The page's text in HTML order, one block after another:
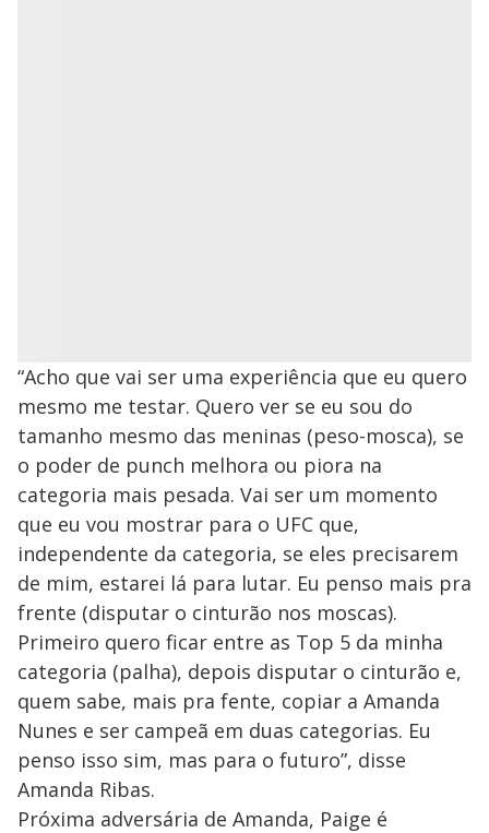
“Acho que vai ser uma experiência que eu quero
mesmo me testar. Quero ver se eu sou do
tamanho mesmo das meninas (peso-mosca), se
o poder de punch melhora ou piora na
categoria mais pesada. Vai ser um momento
que eu vou mostrar para o UFC que,
independente da categoria, se eles precisarem
de mim, estarei lá para lutar. Eu penso mais pra
frente (disputar o cinturão nos moscas).
Primeiro quero ficar entre as Top 5 da minha
categoria (palha), depois disputar o cinturão e,
quem sabe, mais pra fente, copiar a Amanda
Nunes e ser campeã em duas categorias. Eu
penso isso sim, mas para o futuro”, disse
Amanda Ribas.
Próxima adversária de Amanda, Paige é